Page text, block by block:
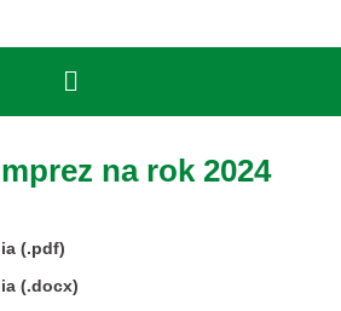
na rok 2024
(.pdf)
(.docx)